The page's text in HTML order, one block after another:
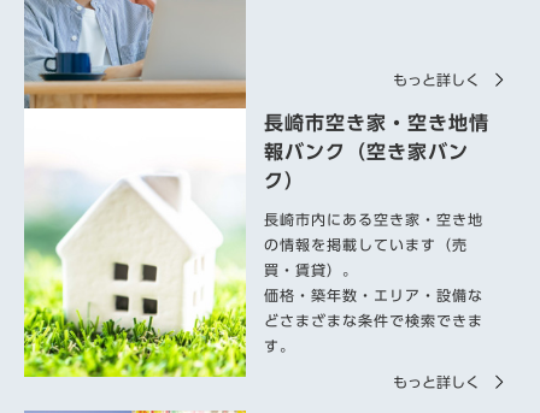
もっと詳しく
長崎市空き家・空き地情
報バンク（空き家バン
ク）
長崎市内にある空き家・空き地
の情報を掲載しています（売
買・賃貸）。
価格・築年数・エリア・設備な
どさまざまな条件で検索できま
す。
もっと詳しく